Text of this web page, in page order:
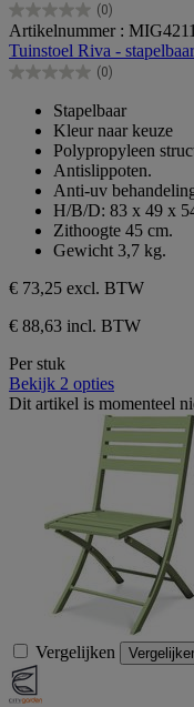
(0)
0.0
van
de
5
Artikelnummer :
Tuinstoel Riva -
(0)
0.0
sterren.
Stapelbaar
Kleur naar keuze
Polypropyleen
Antislippoten.
Anti-uv
H/B/D: 83 x 49 x
Zithoogte 45 cm.
Gewicht 3,7 kg.
€ 73,25 excl. BTW
€ 88,63 incl. BTW
Per stuk
Bekijk 2 opties
Dit artikel is momenteel
Vergelijken